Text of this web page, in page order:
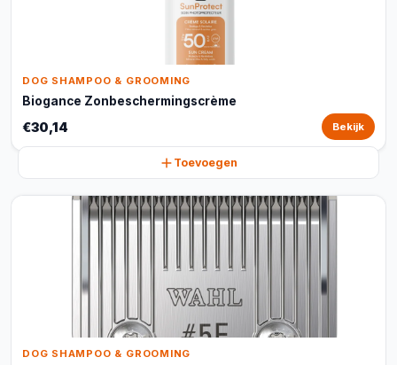
DOG SHAMPOO & GROOMING
Biogance Zonbeschermingscrème
€30,14 Bekijk
Toevoegen
DOG SHAMPOO & GROOMING